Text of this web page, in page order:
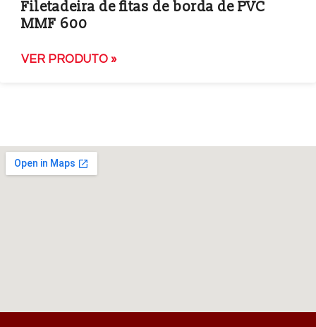
Filetadeira de fitas de borda de PVC
MMF 600
VER PRODUTO »